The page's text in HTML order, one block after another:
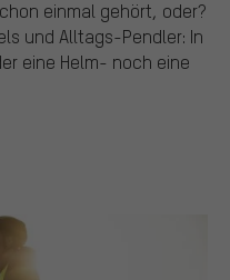
einmal gehört, oder?
und Alltags-Pendler: In
eine Helm- noch eine